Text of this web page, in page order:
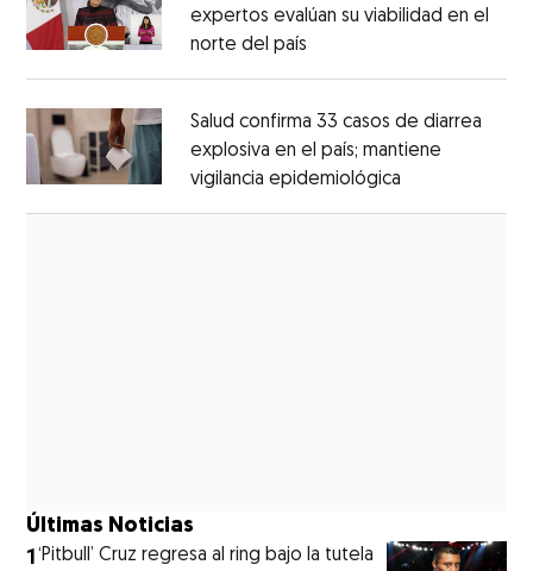
expertos evalúan su viabilidad en el
norte del país
Salud confirma 33 casos de diarrea
explosiva en el país; mantiene
vigilancia epidemiológica
Últimas Noticias
1‘Pitbull’ Cruz regresa al ring bajo la tutela